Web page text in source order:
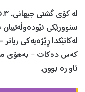
سنوورێکی
کەس دەکات – بەهۆی
ئاوارە بوون.